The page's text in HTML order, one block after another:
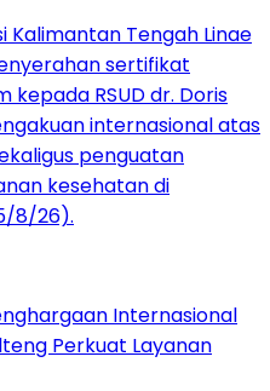
Internasional
Perkuat Layanan